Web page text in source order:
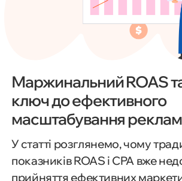
Маржинальний ROAS
ключ до ефективного
масштабування
інвестицій
У статті розглянемо, чому
показників ROAS і CPA вже
прийняття ефективних